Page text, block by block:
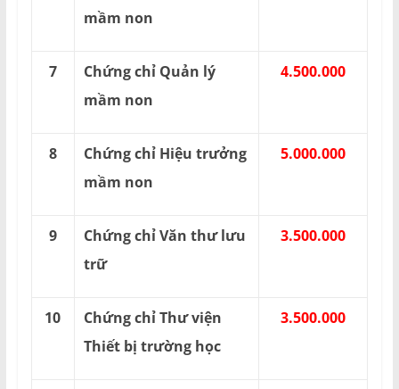
mầm non
7
Chứng chỉ Quản lý
mầm non
4.500.000
8
Chứng chỉ Hiệu trưởng
mầm non
5.000.000
9
Chứng chỉ Văn thư lưu
trữ
3.500.000
10
Chứng chỉ Thư viện
Thiết bị trường học
3.500.000